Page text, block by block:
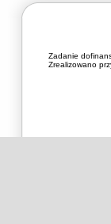
Zadanie
Zrealizowano